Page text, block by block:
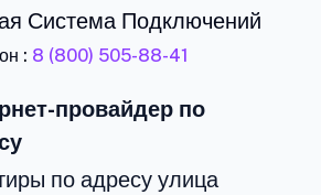
Система Подключений
: 8 (800) 505-88-41
провайдер по
по адресу улица